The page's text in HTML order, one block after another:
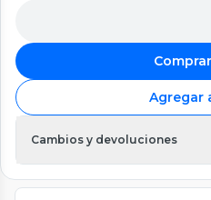
Agregar
Cambios y devoluciones